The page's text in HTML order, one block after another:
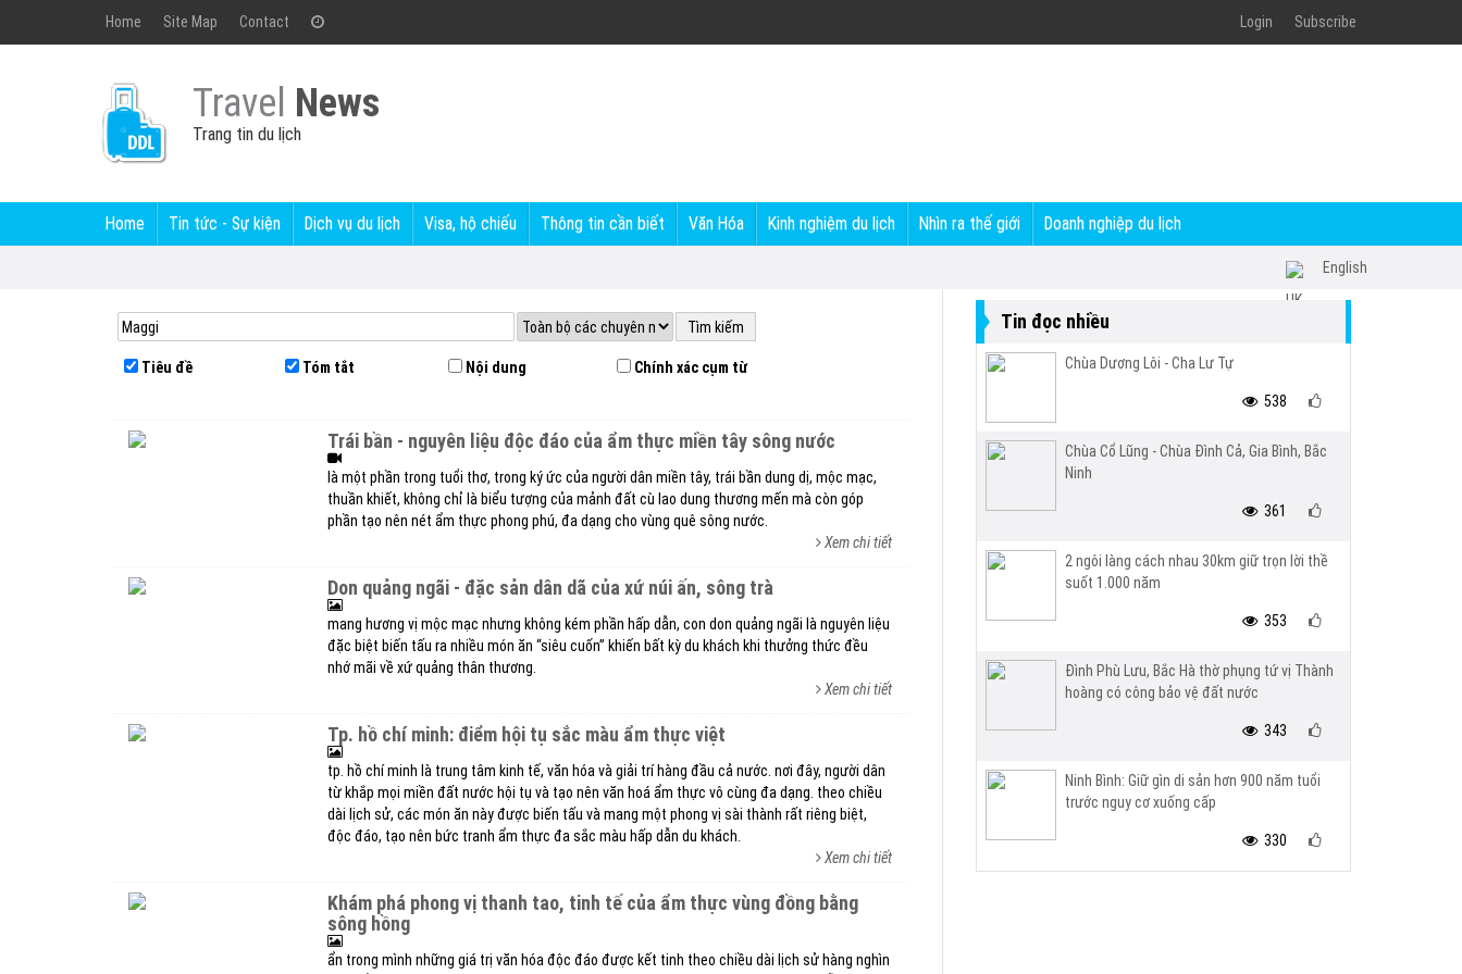
Home Site Map Contact Login Subscribe
Travel News
Trang tin du lịch
Home Tin tức - Sự kiện Dịch vụ du lịch Visa, hộ chiếu Thông tin cần biết Văn Hóa Kinh nghiệm du lịch Nhìn ra thế giới Doanh nghiệp du lịch
English
Tiêu đề Tóm tắt Nội dung Chính xác cụm từ
trái bần - nguyên liệu độc đáo của ẩm thực miền tây sông nước
là một phần trong tuổi thơ, trong ký ức của người dân miền tây, trái bần dung dị, mộc mạc,
thuần khiết, không chỉ là biểu tượng của mảnh đất cù lao dung thương mến mà còn góp
phần tạo nên nét ẩm thực phong phú, đa dạng cho vùng quê sông nước.
Xem chi tiết
don quảng ngãi - đặc sản dân dã của xứ núi ấn, sông trà
mang hương vị mộc mạc nhưng không kém phần hấp dẫn, con don quảng ngãi là nguyên liệu
đặc biệt biến tấu ra nhiều món ăn “siêu cuốn” khiến bất kỳ du khách khi thưởng thức đều
nhớ mãi về xứ quảng thân thương.
Xem chi tiết
tp. hồ chí minh: điểm hội tụ sắc màu ẩm thực việt
tp. hồ chí minh là trung tâm kinh tế, văn hóa và giải trí hàng đầu cả nước. nơi đây, người dân
từ khắp mọi miền đất nước hội tụ và tạo nên văn hoá ẩm thực vô cùng đa dạng. theo chiều
dài lịch sử, các món ăn này được biến tấu và mang một phong vị sài thành rất riêng biệt,
độc đáo, tạo nên bức tranh ẩm thực đa sắc màu hấp dẫn du khách.
Xem chi tiết
khám phá phong vị thanh tao, tinh tế của ẩm thực vùng đồng bằng
sông hồng
ẩn trong mình những giá trị văn hóa độc đáo được kết tinh theo chiều dài lịch sử hàng nghìn
Tin đọc nhiều
Chùa Dương Lôi - Cha Lư Tự
538
Chùa Cổ Lũng - Chùa Đình Cả, Gia Bình, Bắc
Ninh
361
2 ngôi làng cách nhau 30km giữ trọn lời thề
suốt 1.000 năm
353
Đình Phù Lưu, Bắc Hà thờ phụng tứ vị Thành
hoàng có công bảo vệ đất nước
343
Ninh Bình: Giữ gìn di sản hơn 900 năm tuổi
trước nguy cơ xuống cấp
330